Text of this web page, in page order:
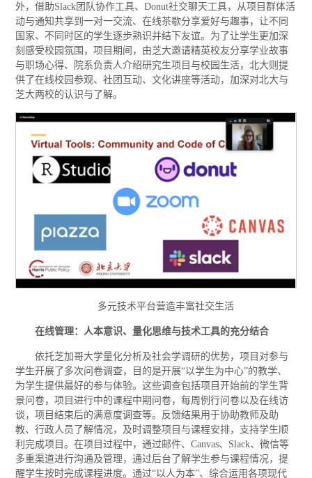
外，借助Slack团队协作工具、Donut社交聊天工具，从项目群体活
动与通知共享到一对一交流、在线茶歇分享爱好与趣事，让不同
国家、不同时区的学生逐步熟识并结下友谊。为了让学生更加深
刻感受校园氛围，项目期间，由芝大邀请精英校友分享学业故事
与职场心得、院系负责人介绍研究生项目与校园生活，北大则提
供了在线校园参观、社团互动、文化讲座等活动，加深对北大与
芝大两校的认识与了解。
多元技术平台营造丰富社交生活
在线管理：人本意识、量化思维与技术工具的充分结合
依托芝加哥大学量化分析及社会学调研的优势，项目对参与
学生开展了多次问卷调查，目的是开展“以学生为中心”的教学、
为学生提供最好的参与体验。这些调查包括项目开始前的学生背
景问卷，项目进行中的课程中期问卷，每周例行问卷以及在线访
谈，项目结束后的满意度调查等。反馈结果用于协助教师及助
教、行政人员了解情况，及时调整项目与课程安排，支持学生顺
利完成项目。在项目过程中，通过邮件、Canvas、Slack、微信等
多重渠道进行沟通及管理，通过后台了解学生参与课程情况，提
醒学生按时完成课程进度。通过“以人为本”、综合运用各项现代